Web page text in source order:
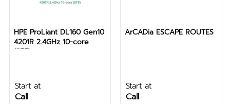
HPE ProLiant DL160 Gen10
4201R 2.4GHz 10-core
(SFF)
Start at
Call
ArCADia ESCAPE ROUTES
Start at
Call